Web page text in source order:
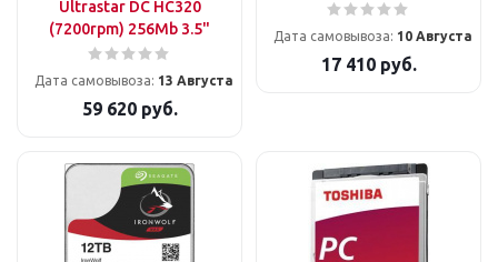
Ultrastar DC HC320
(7200rpm) 256Mb 3.5"
Дата самовывоза: 13 Августа
59 620руб.
Дата самовывоза: 10 Августа
17 410руб.